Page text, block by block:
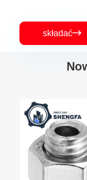
składać
Precyzyjna
Zobacz więcej